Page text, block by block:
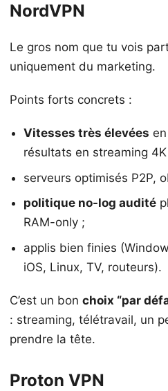
NordVPN
Le gros nom que tu vois
uniquement du marketing.
Points forts concrets :
Vitesses très élevées
résultats en streaming
serveurs optimisés P2P,
politique no-log audité
RAM-only ;
applis bien finies
iOS, Linux, TV, routeurs).
C’est un bon choix “par
: streaming, télétravail, un
prendre la tête.
Proton VPN